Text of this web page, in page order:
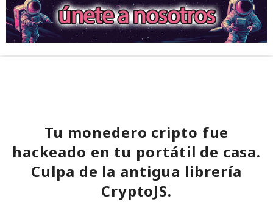
Tu monedero cripto fue
hackeado en tu portátil de casa.
Culpa de la antigua librería
CryptoJS.